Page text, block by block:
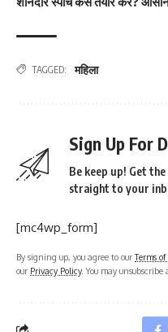
TAGGED: महिला
Sign Up For
Be keep up! Get
straight to your
[mc4wp_form]
By signing up, you agree to ourTerms of
our Privacy Policy. You may unsubscribe